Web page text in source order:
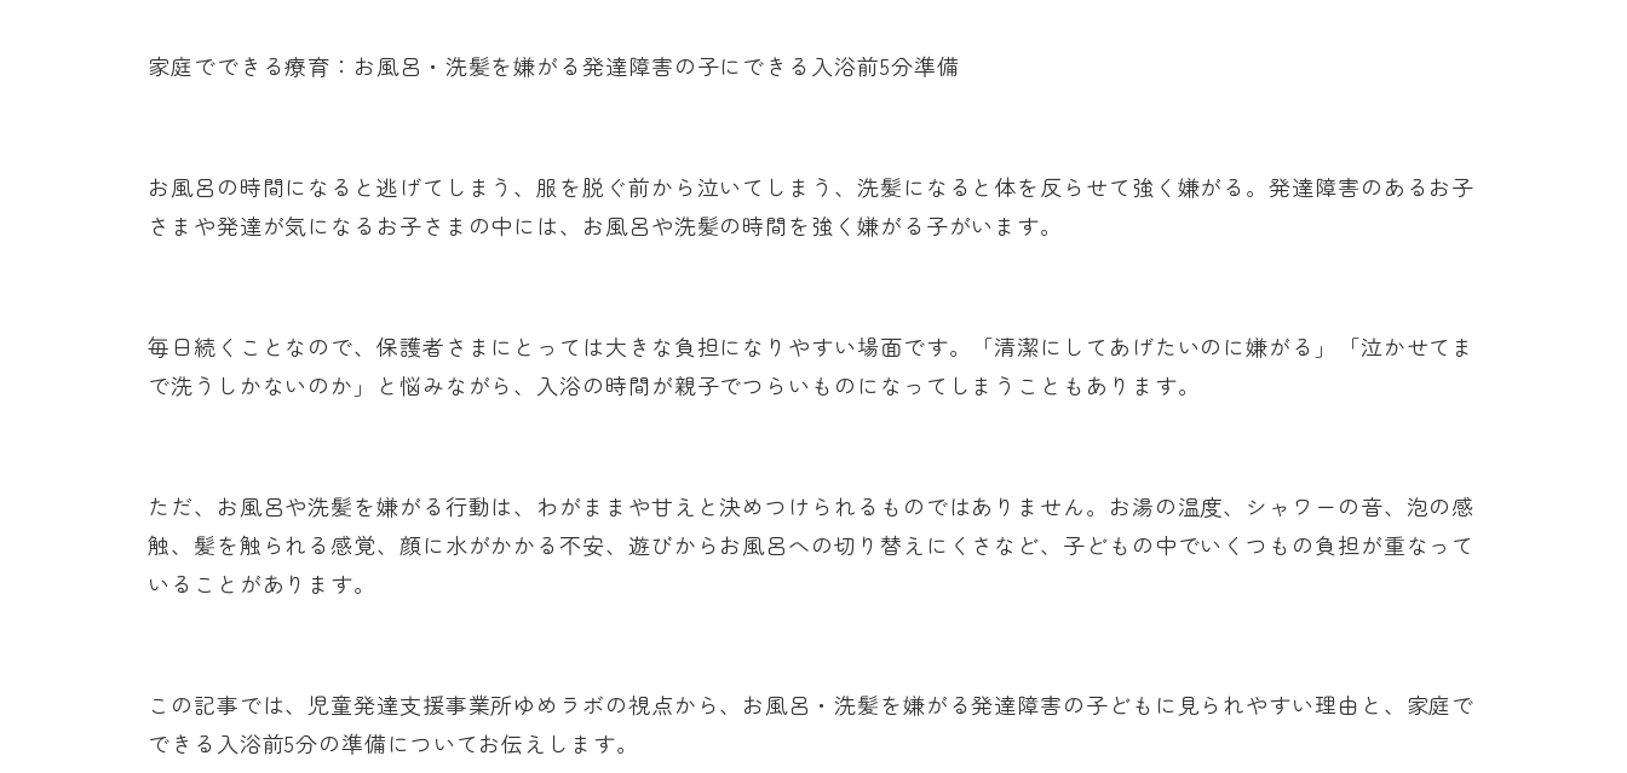
家庭でできる療育：お風呂・洗髪を嫌がる発達障害の子にできる入浴前5分準備
お風呂の時間になると逃げてしまう、服を脱ぐ前から泣いてしまう、洗髪になると体を反らせて強く嫌がる。発達障害のあるお子
さまや発達が気になるお子さまの中には、お風呂や洗髪の時間を強く嫌がる子がいます。
毎日続くことなので、保護者さまにとっては大きな負担になりやすい場面です。「清潔にしてあげたいのに嫌がる」「泣かせてま
で洗うしかないのか」と悩みながら、入浴の時間が親子でつらいものになってしまうこともあります。
ただ、お風呂や洗髪を嫌がる行動は、わがままや甘えと決めつけられるものではありません。お湯の温度、シャワーの音、泡の感
触、髪を触られる感覚、顔に水がかかる不安、遊びからお風呂への切り替えにくさなど、子どもの中でいくつもの負担が重なって
いることがあります。
この記事では、児童発達支援事業所ゆめラボの視点から、お風呂・洗髪を嫌がる発達障害の子どもに見られやすい理由と、家庭で
できる入浴前5分の準備についてお伝えします。